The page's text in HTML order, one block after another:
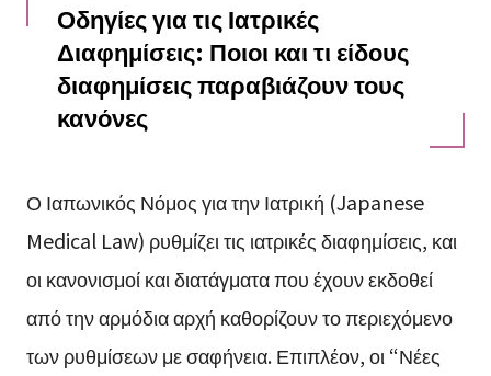
Οδηγίες για τις Ιατρικές
Διαφημίσεις: Ποιοι και τι είδους
διαφημίσεις παραβιάζουν τους
κανόνες
Ο Ιαπωνικός Νόμος για την Ιατρική (Japanese
Medical Law) ρυθμίζει τις ιατρικές διαφημίσεις, και
οι κανονισμοί και διατάγματα που έχουν εκδοθεί
από την αρμόδια αρχή καθορίζουν το περιεχόμενο
των ρυθμίσεων με σαφήνεια. Επιπλέον, οι “Νέες